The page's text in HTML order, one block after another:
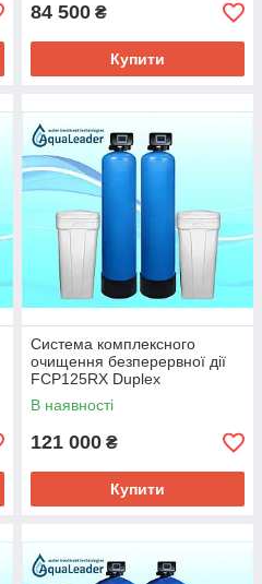
84 500 ₴
Купити
Система комплексного
очищення безперервної дії
FCP125RX Duplex
В наявності
121 000 ₴
Купити